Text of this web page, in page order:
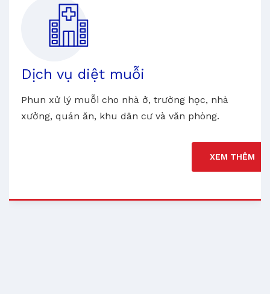
Dịch vụ diệt muỗi
Phun xử lý muỗi cho nhà ở, trường học, nhà
xưởng, quán ăn, khu dân cư và văn phòng.
XEM THÊM